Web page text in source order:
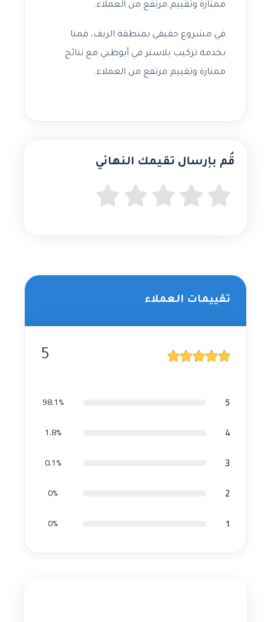
ممتازة وتقييم مرتفع من العملاء.
في مشروع حقيقي بمنطقة الريف، قمنا
بخدمة تركيب بلاستر في أبوظبي مع نتائج
ممتازة وتقييم مرتفع من العملاء.
قُم بإرسال تقيمك النهائي
تقييمات العملاء
5
5
98.1%
4
1.8%
3
0.1%
2
0%
1
0%